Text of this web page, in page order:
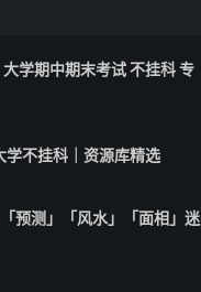
学期中期末考试 不挂科 专
学不挂科｜资源库精选
预测」「风水」「面相」迷